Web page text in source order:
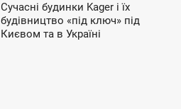
Сучасні будинки Kager і їх
будівництво «під ключ» під
Києвом та в Україні